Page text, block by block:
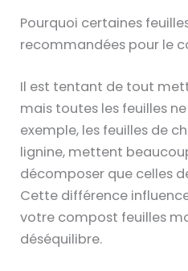
Pourquoi certaines
recommandées pour le
Il est tentant de tout
mais toutes les feuilles
exemple, les feuilles de
lignine, mettent
décomposer que celles
Cette différence
votre compost feuilles
déséquilibre.